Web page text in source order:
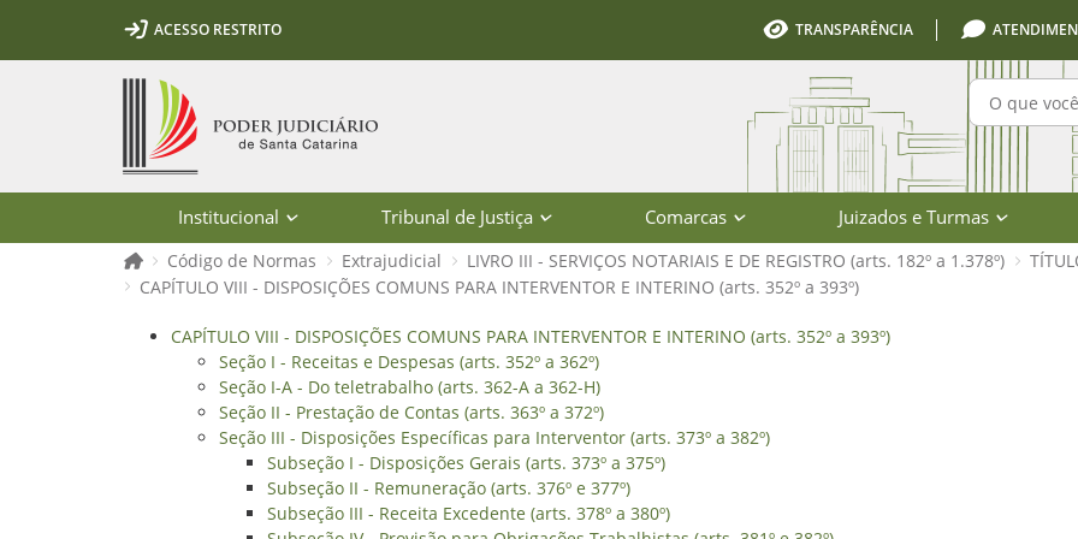
Ir para o conteúdo
Ir para a ferramenta de acessibilidade - Rybená
Ir para o menu principal
Ir para a pesquisa
Ir para o rodapé
Ir para a página inicialACESSO RESTRITO TRANSPARÊNCIA
Institucional Tribunal de Justiça Comarcas Juizados e Turmas
Página inicial
Código de Normas Extrajudicial LIVRO III - SERVIÇOS NOTARIAIS E DE REGISTRO (arts. 182º a 1.378º)
CAPÍTULO VIII - DISPOSIÇÕES COMUNS PARA INTERVENTOR E INTERINO (arts. 352º a 393º)
CAPÍTULO VIII - DISPOSIÇÕES COMUNS PARA INTERVENTOR E
CAPÍTULO VIII - DISPOSIÇÕES COMUNS PARA INTERVENTOR E INTERINO (arts. 352º a 393º)
Seção I - Receitas e Despesas (arts. 352º a 362º)
Seção I-A - Do teletrabalho (arts. 362-A a 362-H)
Seção II - Prestação de Contas (arts. 363º a 372º)
Seção III - Disposições Específicas para Interventor (arts. 373º a 382º)
Subseção I - Disposições Gerais (arts. 373º a 375º)
Subseção II - Remuneração (arts. 376º e 377º)
Subseção III - Receita Excedente (arts. 378º a 380º)